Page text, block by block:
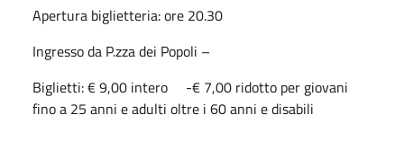
Apertura biglietteria: ore 20.30
Ingresso da P.zza dei Popoli –
Biglietti: € 9,00 intero -€ 7,00 ridotto per giovani
fino a 25 anni e adulti oltre i 60 anni e disabili